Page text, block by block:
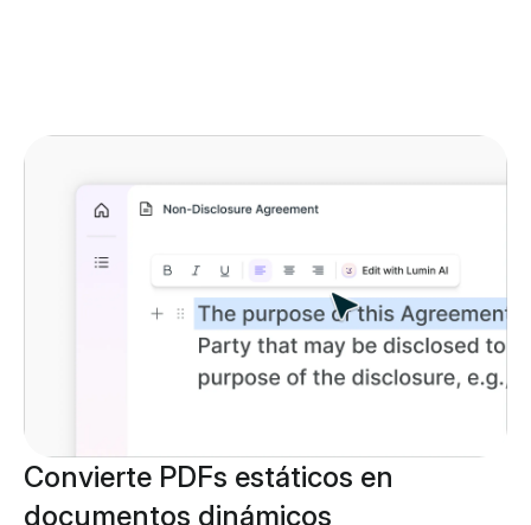
Convierte PDFs estáticos en
documentos dinámicos